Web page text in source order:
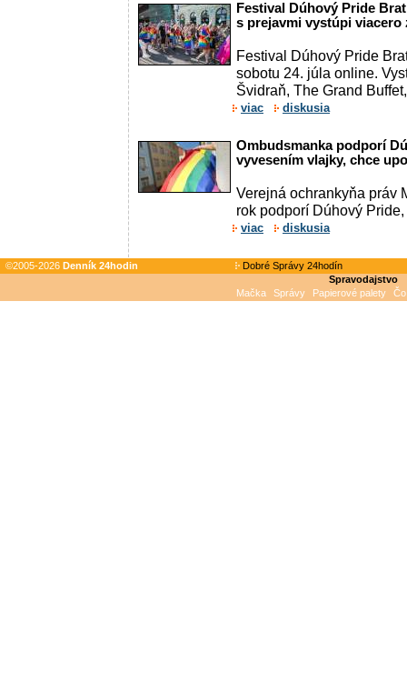
Festival Dúhový Pride
s prejavmi vystúpi viacero
Festival Dúhový Pride
sobotu 24. júla online.
Švidraň, The Grand
viac diskusia
Ombudsmanka podporí
vyvesením vlajky, chce
Verejná ochrankyňa práv
rok podporí Dúhový Pride,
viac diskusia
©2005-2026 Denník 24hodin
Dobré Správy 24hodín
Spravodajstvo
Mačka
Správy Papierové palety